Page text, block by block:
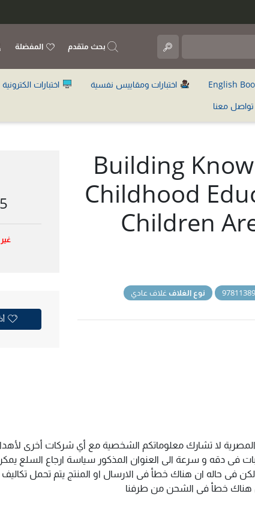
بحث متقدم المفضلة
اختبارات ومقاييس نفسية اختبارات الكترونية
تواصل معنا
Building
Childhood
Children
نوع الغلاف غلاف عادي
المصرية لا تشارك معلوماتكم الشخصية مع أي شركات أخرى
دقه و سرعة الى العنوان المذكور سياسة ارجاع السلع يمكن
فى حاله ان هناك خطأ فى الارسال او المنتج يتم تحمل
كان هناك خطأ فى الشحن من طرفنا